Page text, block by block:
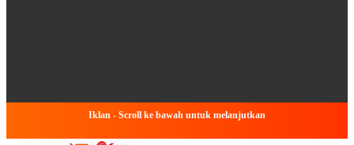
Iklan - Scroll ke bawah untuk melanjutkan